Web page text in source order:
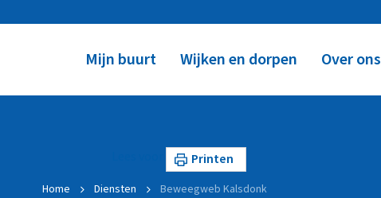
Mijn buurt Wijken en dorpen Over ons
Printen
Home Diensten Beweegweb Kalsdonk